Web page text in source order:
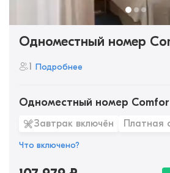
Одноместный номер
1 Подробнее
Одноместный номер
Завтрак включён Платная
Что включено?